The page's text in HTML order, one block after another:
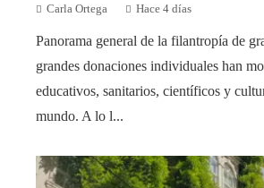
Carla Ortega Hace 4 días
Panorama general de la filantropía de
grandes donaciones individuales han
educativos, sanitarios, científicos y
mundo. A lo l...